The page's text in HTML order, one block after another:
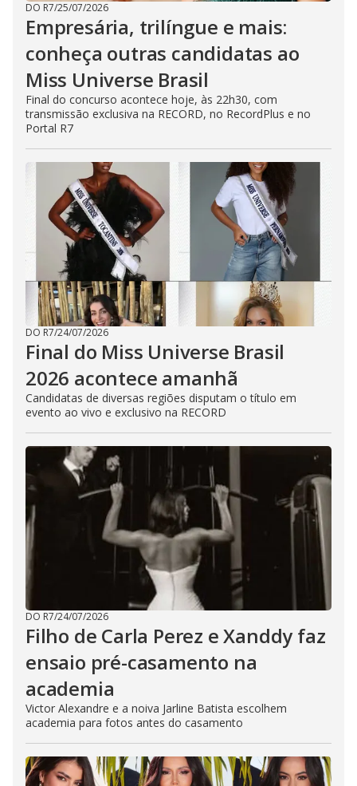
DO R7/25/07/2026
Empresária, trilíngue e mais:
conheça outras candidatas ao
Miss Universe Brasil
Final do concurso acontece hoje, às 22h30, com
transmissão exclusiva na RECORD, no RecordPlus e no
Portal R7
DO R7/24/07/2026
Final do Miss Universe Brasil
2026 acontece amanhã
Candidatas de diversas regiões disputam o título em
evento ao vivo e exclusivo na RECORD
DO R7/24/07/2026
Filho de Carla Perez e Xanddy faz
ensaio pré-casamento na
academia
Victor Alexandre e a noiva Jarline Batista escolhem
academia para fotos antes do casamento